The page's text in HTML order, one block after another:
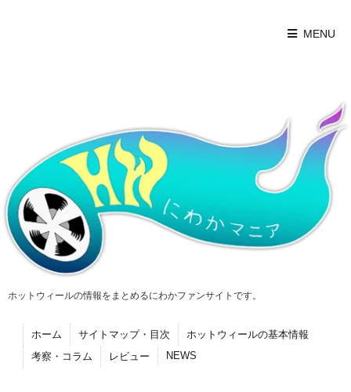
MENU
ホットウィールの情報をまとめるにわかファンサイトです。
ホーム サイトマップ・目次
ホットウィールの基本情報
考察・コラム
レビュー NEWS